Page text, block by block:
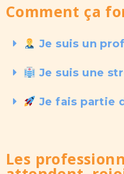
Comment ça
Je suis un
Je suis une
Je fais partie
Les